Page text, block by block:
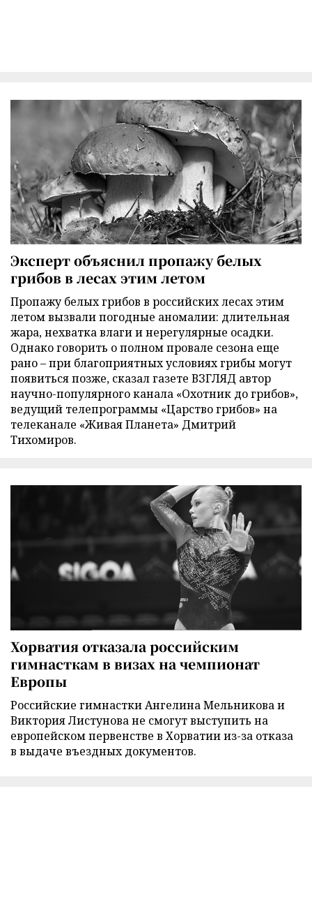
Эксперт объяснил пропажу белых
грибов в лесах этим летом
Пропажу белых грибов в российских лесах этим
летом вызвали погодные аномалии: длительная
жара, нехватка влаги и нерегулярные осадки.
Однако говорить о полном провале сезона еще
рано – при благоприятных условиях грибы могут
появиться позже, сказал газете ВЗГЛЯД автор
научно-популярного канала «Охотник до грибов»,
ведущий телепрограммы «Царство грибов» на
телеканале «Живая Планета» Дмитрий
Тихомиров.
Хорватия отказала российским
гимнасткам в визах на чемпионат
Европы
Российские гимнастки Ангелина Мельникова и
Виктория Листунова не смогут выступить на
европейском первенстве в Хорватии из-за отказа
в выдаче въездных документов.